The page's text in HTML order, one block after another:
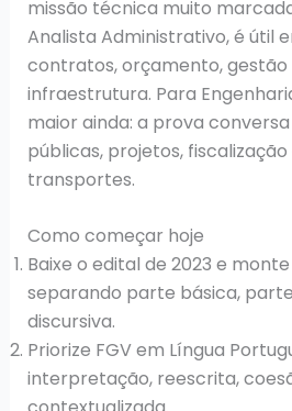
missão técnica muito
Analista Administrativo, é útil
contratos, orçamento,
infraestrutura. Para
maior ainda: a prova
públicas, projetos,
transportes.
Como começar hoje
Baixe o edital de 2023 e
separando parte básica,
discursiva.
Priorize FGV em Língua
interpretação, reescrita,